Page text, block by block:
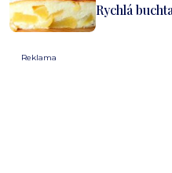
Rychlá
Reklama